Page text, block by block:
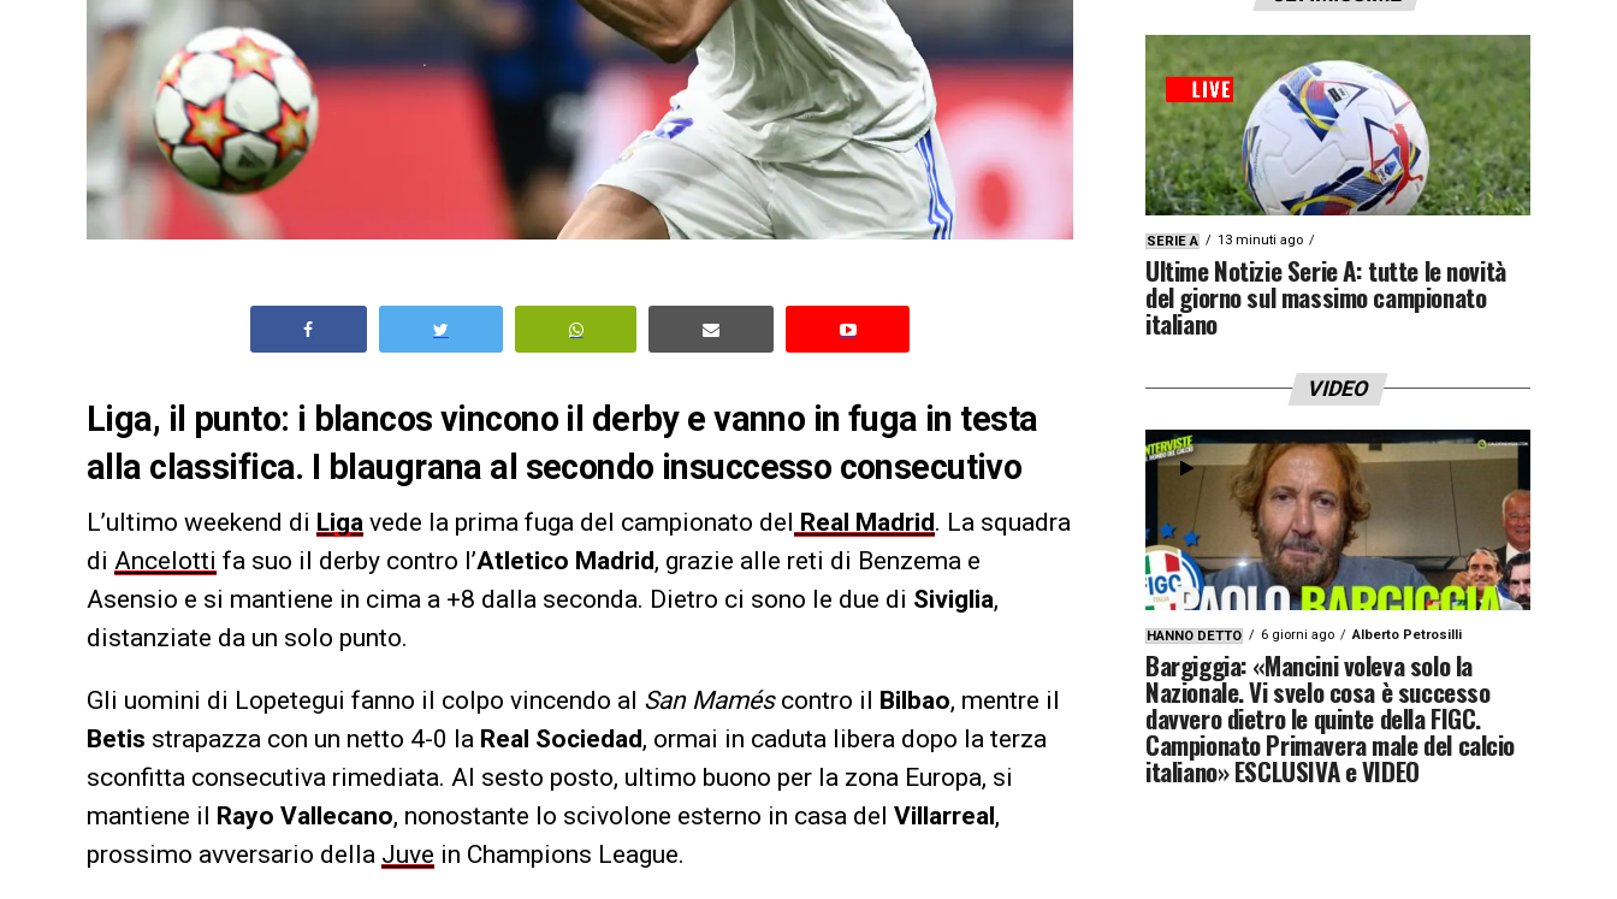
Liga, il punto: i blancos vincono il derby e vanno in fuga in testa
alla classifica. I blaugrana al secondo insuccesso consecutivo
L’ultimo weekend di Liga vede la prima fuga del campionato del Real Madrid. La squadra
di Ancelotti fa suo il derby contro l’Atletico Madrid, grazie alle reti di Benzema e
Asensio e si mantiene in cima a +8 dalla seconda. Dietro ci sono le due di Siviglia,
distanziate da un solo punto.
Gli uomini di Lopetegui fanno il colpo vincendo al San Maméscontro il Bilbao, mentre il
Betis strapazza con un netto 4-0 la Real Sociedad, ormai in caduta libera dopo la terza
sconfitta consecutiva rimediata. Al sesto posto, ultimo buono per la zona Europa, si
mantiene il Rayo Vallecano, nonostante lo scivolone esterno in casa del Villarreal,
prossimo avversario della Juve in Champions League.
SERIE A 13 minuti ago
Ultime Notizie Serie A: tutte le novità
del giorno sul massimo campionato
italiano
VIDEO
HANNO DETTO 6 giorni ago Alberto Petrosilli
Bargiggia: «Mancini voleva solo la
Nazionale. Vi svelo cosa è successo
davvero dietro le quinte della FIGC.
Campionato Primavera male del calcio
italiano» ESCLUSIVA e VIDEO